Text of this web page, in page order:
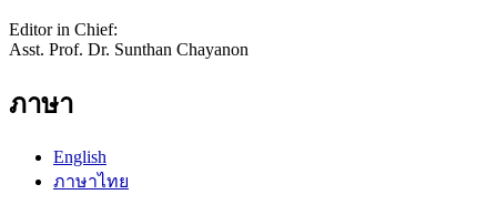
Editor in Chief:
Asst. Prof. Dr. Sunthan Chayanon
ภาษา
English
ภาษาไทย